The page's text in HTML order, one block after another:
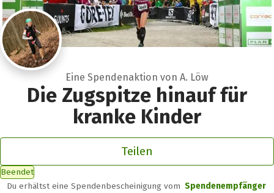
Eine Spendenaktion von A. Löw
Die Zugspitze hinauf für
kranke Kinder
Teilen
Beendet
Du erhältst eine Spendenbescheinigung vom Spendenempfänger